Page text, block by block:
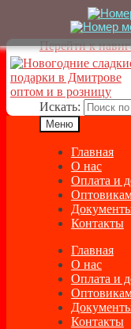
Перейти к
Искать:
Меню
Главная
О нас
Оплата и
Контакты
Главная
О нас
Оплата и
Контакты